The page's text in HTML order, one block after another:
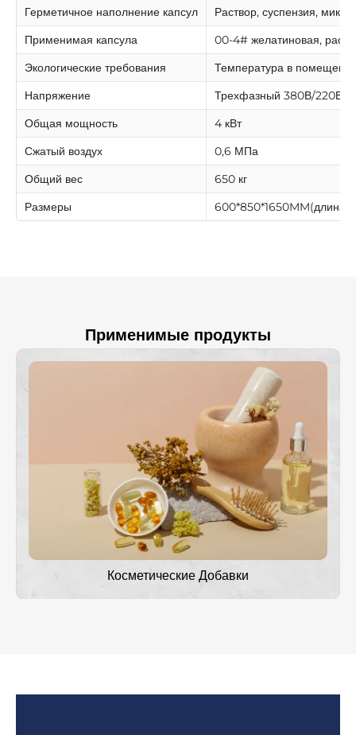
Герметичное наполнение капсул
Раствор, суспензия,
Применимая капсула
00-4# желатиновая,
Экологические требования
Температура в
Напряжение
Трехфазный 380В/220В
Общая мощность
4 кВт
Сжатый воздух
0,6 МПа
Общий вес
650 кг
Размеры
600*850*1650MM(длина
Применимые продукты
Косметические Добавки